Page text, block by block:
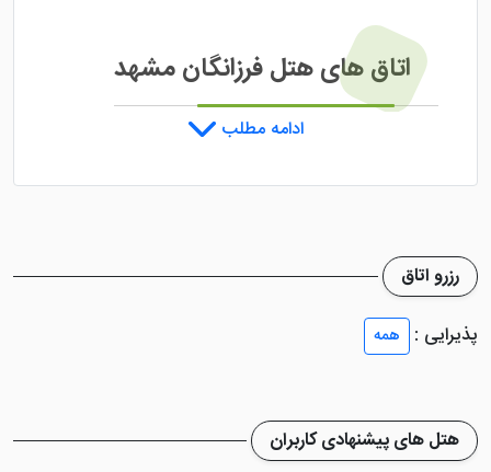
اتاق های هتل فرزانگان مشهد
هتل فرزانگان مشهد از نظر نظافت اتاق ها در حد مطلوب
امکانات رفاهی بسیار خوبی هم در داخل اتاق ها طراحی شده
هتل 1 ستاره فرزانگان مشهد در داخل اتاق های خود لوازمی
دمپایی، حله، لوازم بهداشتی و ... را گنجانده؛ ضمن این که
حمام همراه سرویس بهداشتی ایرانی و فرنگی در داخل اتاق
ادامه مطلب
رزرو اتاق
پذیرایی :
همه
هتل های پیشنهادی کاربران